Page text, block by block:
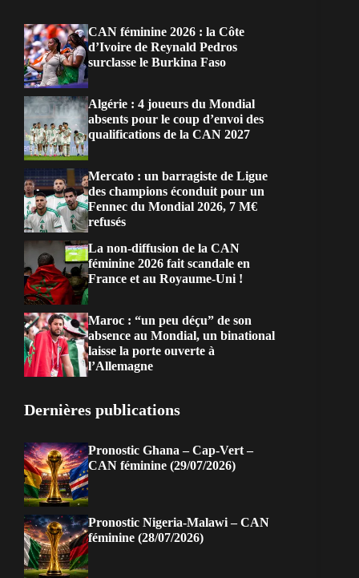
CAN féminine 2026 : la Côte
d’Ivoire de Reynald Pedros
surclasse le Burkina Faso
Algérie : 4 joueurs du Mondial
absents pour le coup d’envoi des
qualifications de la CAN 2027
Mercato : un barragiste de Ligue
des champions éconduit pour un
Fennec du Mondial 2026, 7 M€
refusés
La non-diffusion de la CAN
féminine 2026 fait scandale en
France et au Royaume-Uni !
Maroc : “un peu déçu” de son
absence au Mondial, un binational
laisse la porte ouverte à
l’Allemagne
Dernières publications
Pronostic Ghana – Cap-Vert –
CAN féminine (29/07/2026)
Pronostic Nigeria-Malawi – CAN
féminine (28/07/2026)